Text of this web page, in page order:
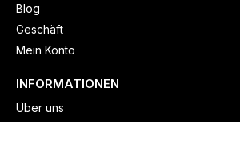
Blog
Geschäft
Mein Konto
INFORMATIONEN
Über uns